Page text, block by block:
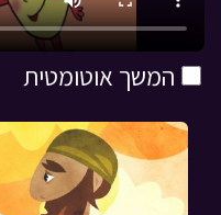
המשך אוטומטית